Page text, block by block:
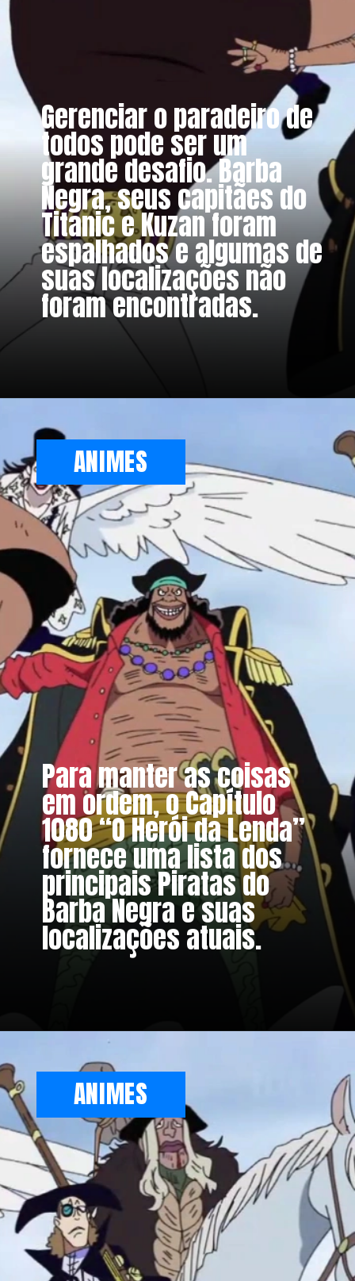
Gerenciar o paradeiro de
todos pode ser um
grande desafio. Barba
Negra, seus capitães do
Titanic e Kuzan foram
espalhados e algumas de
suas localizações não
foram encontradas.
Para manter as coisas
em ordem, o Capítulo
1080 “O Herói da Lenda”
fornece uma lista dos
principais Piratas do
Barba Negra e suas
localizações atuais.
ANIMES
ANIMES